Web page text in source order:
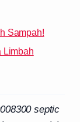
Sampah!
Limbah
septic